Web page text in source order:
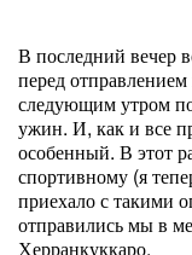
В последний вечер
перед
следующим утром
ужин. И, как и все
особенный. В этот
спортивному (я
приехало с такими
отправились мы в
Херранкуккаро.